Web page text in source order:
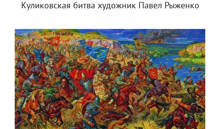
Куликовская битва художник Павел Рыженко